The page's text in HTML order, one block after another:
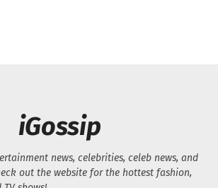
iGossip
news, celebrities, celeb news, and
out the website for the hottest fashion,